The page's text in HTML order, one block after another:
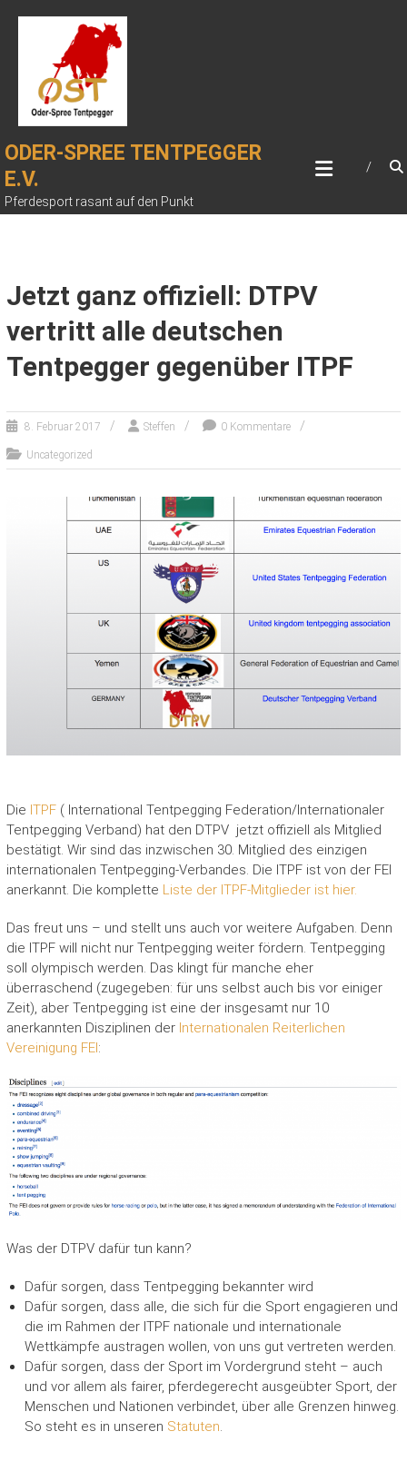
ODER-SPREE TENTPEGGER
E.V.
Pferdesport rasant auf den Punkt
Jetzt ganz offiziell: DTPV
vertritt alle deutschen
Tentpegger gegenüber ITPF
8. Februar 2017 Steffen 0 Kommentare
Uncategorized
Die ITPF( International Tentpegging Federation/Internationaler
Tentpegging Verband) hat den DTPV jetzt offiziell als Mitglied
bestätigt. Wir sind das inzwischen 30. Mitglied des einzigen
internationalen Tentpegging-Verbandes. Die ITPF ist von der FEI
anerkannt. Die komplette Liste der ITPF-Mitglieder ist hier.
Das freut uns – und stellt uns auch vor weitere Aufgaben. Denn
die ITPF will nicht nur Tentpegging weiter fördern. Tentpegging
soll olympisch werden. Das klingt für manche eher
überraschend (zugegeben: für uns selbst auch bis vor einiger
Zeit), aber Tentpegging ist eine der insgesamt nur 10
anerkannten Disziplinen der Internationalen Reiterlichen
Vereinigung FEI:
Was der DTPV dafür tun kann?
Dafür sorgen, dass Tentpegging bekannter wird
Dafür sorgen, dass alle, die sich für die Sport engagieren und
die im Rahmen der ITPF nationale und internationale
Wettkämpfe austragen wollen, von uns gut vertreten werden.
Dafür sorgen, dass der Sport im Vordergrund steht – auch
und vor allem als fairer, pferdegerecht ausgeübter Sport, der
Menschen und Nationen verbindet, über alle Grenzen hinweg.
So steht es in unseren Statuten.